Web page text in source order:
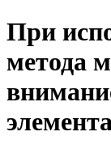
При
метода